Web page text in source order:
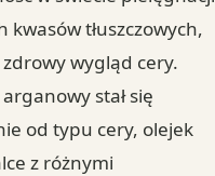
kwasów tłuszczowych,
wygląd cery.
stał się
od typu cery, olejek
z różnymi